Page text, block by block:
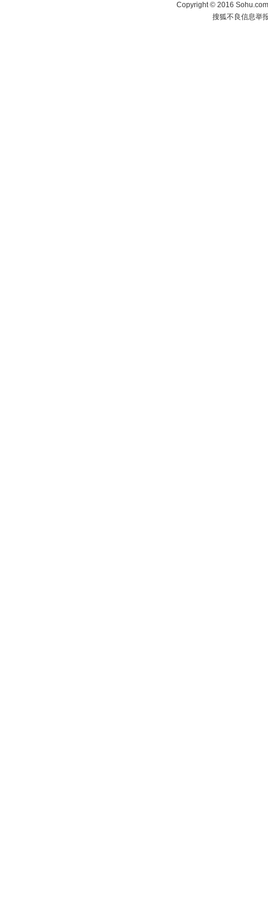
Copyright©2016
搜狐不良信息举